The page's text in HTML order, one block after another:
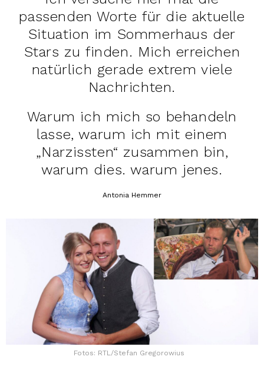
passenden Worte für die aktuelle
Situation im Sommerhaus der
Stars zu finden. Mich erreichen
natürlich gerade extrem viele
Nachrichten.
Warum ich mich so behandeln
lasse, warum ich mit einem
„Narzissten“ zusammen bin,
warum dies. warum jenes.
Antonia Hemmer
Fotos: RTL/Stefan Gregorowius